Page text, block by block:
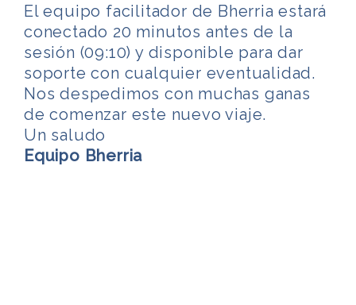
El equipo facilitador de Bherria estará
conectado 20 minutos antes de la
sesión (09:10) y disponible para dar
soporte con cualquier eventualidad.
Nos despedimos con muchas ganas
de comenzar este nuevo viaje.
Un saludo
Equipo Bherria